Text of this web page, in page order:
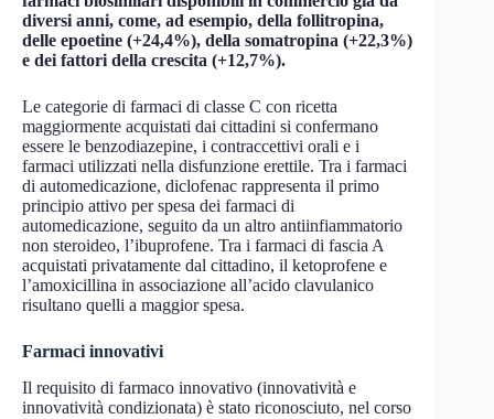
diversi anni, come, ad esempio, della follitropina,
delle epoetine (+24,4%), della somatropina (+22,3%)
e dei fattori della crescita (+12,7%).
Le categorie di farmaci di classe C con ricetta
maggiormente acquistati dai cittadini si confermano
essere le benzodiazepine, i contraccettivi orali e i
farmaci utilizzati nella disfunzione erettile. Tra i farmaci
di automedicazione, diclofenac rappresenta il primo
principio attivo per spesa dei farmaci di
automedicazione, seguito da un altro antiinfiammatorio
non steroideo, l’ibuprofene. Tra i farmaci di fascia A
acquistati privatamente dal cittadino, il ketoprofene e
l’amoxicillina in associazione all’acido clavulanico
risultano quelli a maggior spesa.
Farmaci innovativi
Il requisito di farmaco innovativo (innovatività e
innovatività condizionata) è stato riconosciuto, nel corso